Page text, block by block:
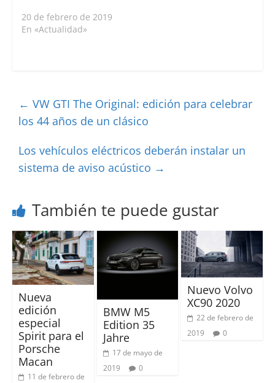
20 de febrero de 2019
En «Actualidad»
← VW GTI The Original: edición para celebrar
los 44 años de un clásico
Los vehículos eléctricos deberán instalar un
sistema de aviso acústico →
También te puede gustar
Nueva
edición
especial
Spirit para el
Porsche
Macan
11 de febrero de
BMW M5
Edition 35
Jahre
17 de mayo de
2019
0
Nuevo Volvo
XC90 2020
22 de febrero de
2019
0